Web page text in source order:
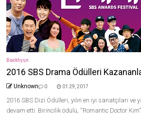
Baekhyun
2016 SBS Drama Ödülleri
Unknown 0 01 29, 2017
2016 SBS Dizi Ödülleri, yılın en iyi sanatçıları ve
devam etti. Birincilik ödülü, ''Romantic Doctor